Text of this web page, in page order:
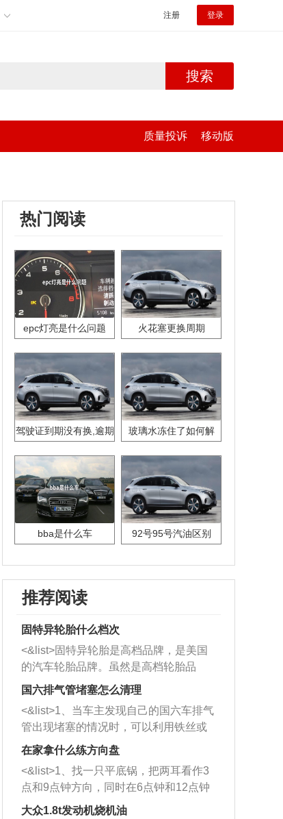
注册 登录
搜索
质量投诉 移动版
热门阅读
epc灯亮是什么问题 火花塞更换周期
驾驶证到期没有换,逾期
玻璃水冻住了如何解
bba是什么车 92号95号汽油区别
推荐阅读
固特异轮胎什么档次
<&list>固特异轮胎是高档品牌，是美国
的汽车轮胎品牌。虽然是高档轮胎品
牌，但是中高低端的轮胎都有生产，这
也是为了更好的开拓市场。
国六排气管堵塞怎么清理
<&list>1、当车主发现自己的国六车排气
管出现堵塞的情况时，可以利用铁丝或
者是细棍，直接将杂物给取出来，如果
堵塞情况比较严重，也可以采取应急措
施。 <&list>2、直接利用木棍将所有的
杂物推到排气管里面的位置处，然后将
三元催化器拆解开，就可以将堵塞的东
在家拿什么练方向盘
<&list>1、找一只平底锅，把两耳看作3
点和9点钟方向，同时在6点钟和12点钟
方向做一个标记。 <&list>2、双手握住
大众1.8t发动机烧机油